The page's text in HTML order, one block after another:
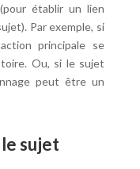
établir un lien
Par exemple, si
principale se
Ou, si le sujet
peut être un
sujet